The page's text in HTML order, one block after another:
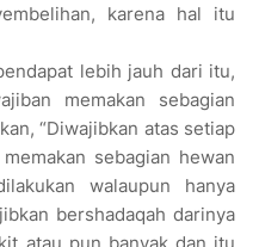
karena hal itu
lebih jauh dari itu,
memakan sebagian
“Diwajibkan atas setiap
sebagian hewan
walaupun hanya
bershadaqah darinya
atau pun banyak dan itu